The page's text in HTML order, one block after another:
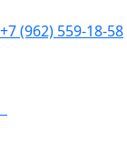
+7 (962) 559-18-58